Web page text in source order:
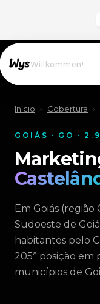
Willkommen!
Início › Cobertura ›
GOIÁS · GO ·
Em Goiás
Sudoeste de
habitantes pelo
205ª posição
municípios de